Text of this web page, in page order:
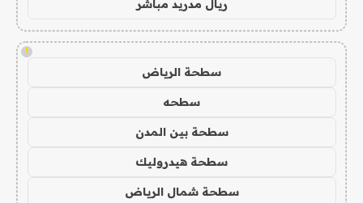
ريال مدريد مباشر
!
سطحة الرياض
سطحه
سطحة بين المدن
سطحة هيدروليك
سطحة شمال الرياض